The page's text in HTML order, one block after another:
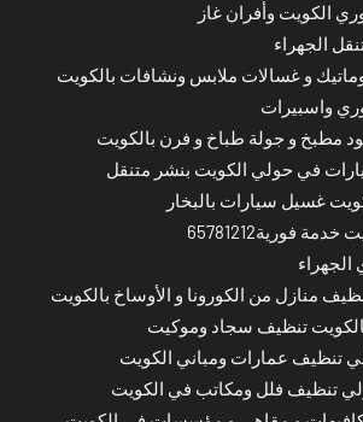
الكويت وأفران غاز
الجهراء
و غسالات ملابس ونشافات بالكويت
واسبيرات
مطبخ و جولة طباخ و فرن بالكويت
في حولي الكويت بنشر متنقل
غسيل سيارات بالبخار
فورية65781212
الجهراء
منازل من الكورونا و الأوساخ بالكويت
تنظيف سجاد وموكيت
تنظيف عمارات ومباني الكويت
تنظيف فلل ومكاتب في الكويت